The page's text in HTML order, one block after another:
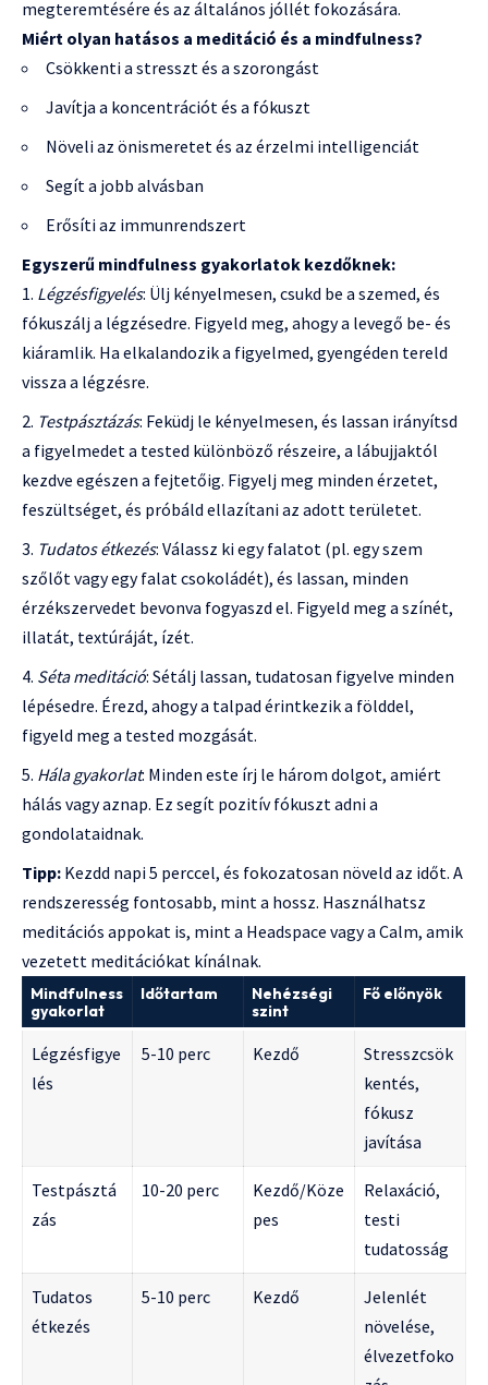
megteremtésére és az általános jóllét fokozására.
Miért olyan hatásos a meditáció és a mindfulness?
Csökkenti a stresszt és a szorongást
Javítja a koncentrációt és a fókuszt
Növeli az önismeretet és az érzelmi intelligenciát
Segít a jobb alvásban
Erősíti az immunrendszert
Egyszerű mindfulness gyakorlatok kezdőknek:
Légzésfigyelés: Ülj kényelmesen, csukd be a szemed, és
fókuszálj a légzésedre. Figyeld meg, ahogy a levegő be- és
kiáramlik. Ha elkalandozik a figyelmed, gyengéden tereld
vissza a légzésre.
Testpásztázás: Feküdj le kényelmesen, és lassan irányítsd
a figyelmedet a tested különböző részeire, a lábujjaktól
kezdve egészen a fejtetőig. Figyelj meg minden érzetet,
feszültséget, és próbáld ellazítani az adott területet.
Tudatos étkezés: Válassz ki egy falatot (pl. egy szem
szőlőt vagy egy falat csokoládét), és lassan, minden
érzékszervedet bevonva fogyaszd el. Figyeld meg a színét,
illatát, textúráját, ízét.
Séta meditáció: Sétálj lassan, tudatosan figyelve minden
lépésedre. Érezd, ahogy a talpad érintkezik a földdel,
figyeld meg a tested mozgását.
Hála gyakorlat: Minden este írj le három dolgot, amiért
hálás vagy aznap. Ez segít pozitív fókuszt adni a
gondolataidnak.
Tipp: Kezdd napi 5 perccel, és fokozatosan növeld az időt. A
rendszeresség fontosabb, mint a hossz. Használhatsz
meditációs appokat is, mint a Headspace vagy a Calm, amik
vezetett meditációkat kínálnak.
Mindfulness
gyakorlat
Időtartam
Nehézségi
szint
Fő előnyök
Légzésfigye
lés
5-10 perc Kezdő
Stresszcsök
kentés,
fókusz
javítása
Testpásztá
zás
10-20 perc
Kezdő/Köze
pes
Relaxáció,
testi
tudatosság
Tudatos
étkezés
5-10 perc Kezdő
Jelenlét
növelése,
élvezetfoko